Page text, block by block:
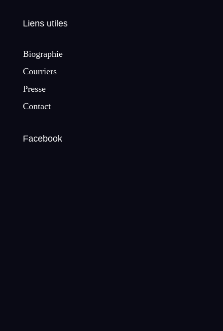
Liens utiles
Biographie
Courriers
Presse
Contact
Facebook